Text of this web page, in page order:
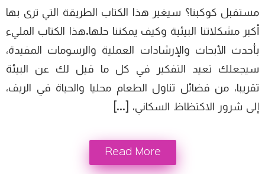
مستقبل كوكبنا؟ سيغير هذا الكتاب الطريقة التي ترى بها
أكبر مشكلاتنا البيئية وكيف يمكننا حلها.هذا الكتاب المليء
بأحدث الأبحاث والإرشادات العملية والرسومات المفيدة،
سيجعلك تعيد التفكير في كل ما قيل لك عن البيئة
تقريبا، من فضائل تناول الطعام محليا والحياة في الريف،
إلى شرور الاكتظاظ السكاني، […]
Read More